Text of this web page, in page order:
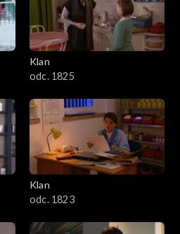
Klan
odc. 1825
Klan
odc. 1823